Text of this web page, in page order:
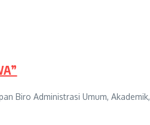
Biro Administrasi Umum,